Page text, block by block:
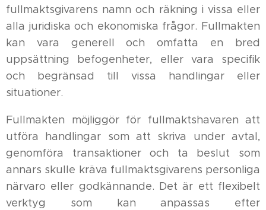
fullmaktsgivarens namn och räkning i vissa eller
alla juridiska och ekonomiska frågor. Fullmakten
kan vara generell och omfatta en bred
uppsättning befogenheter, eller vara specifik
och begränsad till vissa handlingar eller
situationer.
Fullmakten möjliggör för fullmaktshavaren att
utföra handlingar som att skriva under avtal,
genomföra transaktioner och ta beslut som
annars skulle kräva fullmaktsgivarens personliga
närvaro eller godkännande. Det är ett flexibelt
verktyg som kan anpassas efter